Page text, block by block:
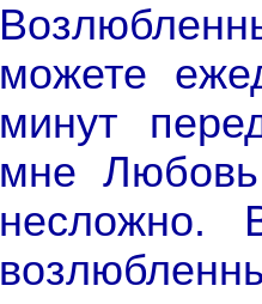
можете
минут
мне
несложно.